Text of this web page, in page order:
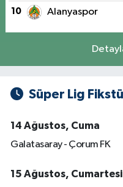
10 Alanyaspor
Süper Lig
14 Ağustos, Cuma
Galatasaray - Çorum FK
15 Ağustos, Cumartesi